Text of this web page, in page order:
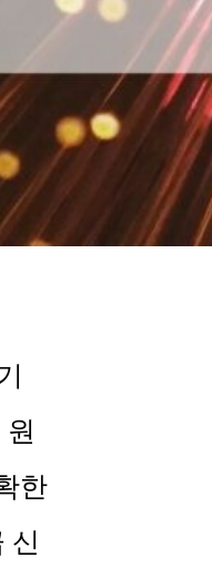
한
신